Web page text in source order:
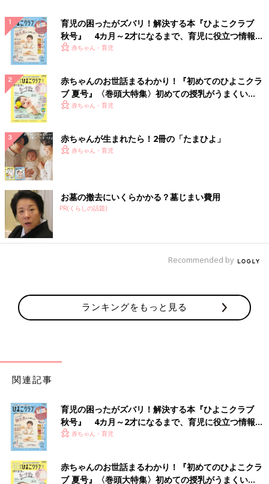
「下の子の後追いが凄くて、揚げ物ができなくなり、買うことに
しましたが、美味しいので満足してます！」（かれまり）
あの炭火の香ばしさがたまらない！次点は「焼き
鳥」
が、自宅では再現できない。お惣菜ならでは味わいなので、よく
買います！」（みっちゃん）
他にも「冷凍餃子」「お寿司」「ポテトサラダ」などのお惣菜が
働くママにとってお惣菜は心強い味方ですが、食事に加える際に
注意すべき点はあるのでしょうか？
管理栄養士のひろさんに伺いました。
「大事なのは栄養バランス。食材を組み合わせるこ
育児の困ったがズバリ！解決する本『ひよこクラブ
秋号』 4カ月～2才になるまで、育児に役立つ情報が
いっぱい！
赤ちゃん・育児
赤ちゃんのお世話まるわかり！『初めてのひよこクラ
ブ 夏号』〈巻頭大特集〉初めての授乳がうまくい
く！ おっぱい・ミルクの基本と夏のトラブル 解決テ
赤ちゃん・育児
赤ちゃんが生まれたら！2冊の「たまひよ」
赤ちゃん・育児
お墓の撤去にいくらかかる？墓じまい費用
PR(くらしの話題)
Recommended by
ランキングをもっと見る
関連記事
育児の困ったがズバリ！解決する本『ひよこクラブ
秋号』 4カ月～2才になるまで、育児に役立つ情報が
いっぱい！
赤ちゃん・育児
赤ちゃんのお世話まるわかり！『初めてのひよこクラ
ブ 夏号』〈巻頭大特集〉初めての授乳がうまくい